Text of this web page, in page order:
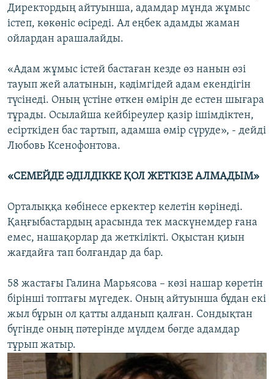
Директордың айтуынша, адамдар мұнда жұмыс
істеп, көкөніс өсіреді. Ал еңбек адамды жаман
ойлардан арашалайды.
«Адам жұмыс істей бастаған кезде өз нанын өзі
тауып жей алатынын, кәдімгідей адам екендігін
түсінеді. Оның үстіне өткен өмірін де естен шығара
тұрады. Осылайша кейбіреулер қазір ішімдіктен,
есірткіден бас тартып, адамша өмір сүруде», - дейді
Любовь Ксенофонтова.
«СЕМЕЙДЕ ӘДІЛДІККЕ ҚОЛ ЖЕТКІЗЕ АЛМАДЫМ»
Орталыққа көбінесе еркектер келетін көрінеді.
Қаңғыбастардың арасында тек маскүнемдер ғана
емес, нашақорлар да жеткілікті. Оқыстан қиын
жағдайға тап болғандар да бар.
58 жастағы Галина Марьясова – көзі нашар көретін
бірінші топтағы мүгедек. Оның айтуынша бұдан екі
жыл бұрын ол қатты алданып қалған. Сондықтан
бүгінде оның пәтерінде мүлдем бөгде адамдар
тұрып жатыр.